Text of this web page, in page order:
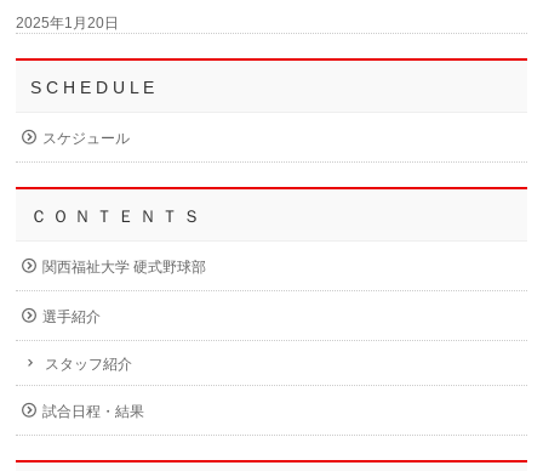
2025年1月20日
S C H E D U L E
スケジュール
Ｃ Ｏ Ｎ Ｔ Ｅ Ｎ Ｔ Ｓ
関西福祉大学 硬式野球部
選手紹介
スタッフ紹介
試合日程・結果